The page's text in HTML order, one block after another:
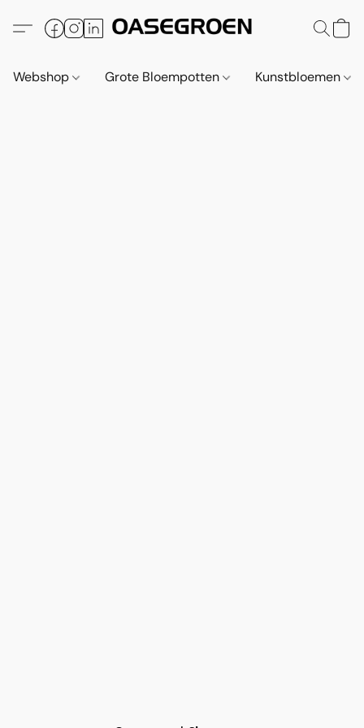
Webshop Grote Bloempotten Kunstbloemen